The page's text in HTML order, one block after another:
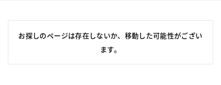
お探しのページは存在しないか、移動した可能性がござい
ます。